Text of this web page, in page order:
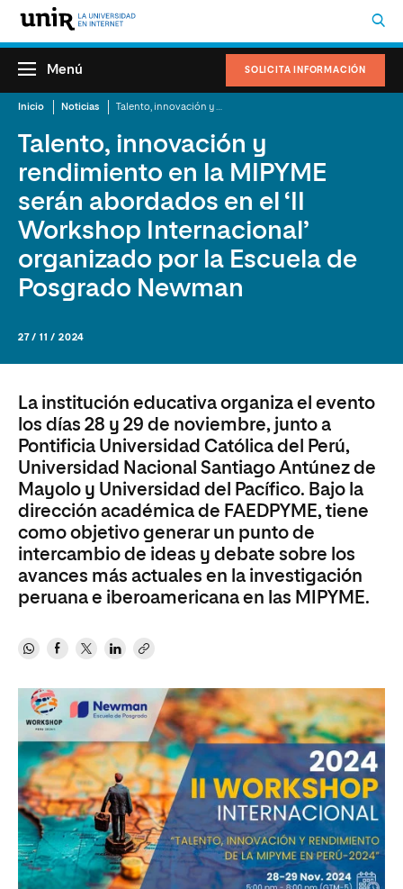
SOLICITA INFORMACIÓN
Menú
Inicio Noticias
Talento, innovación y
rendimiento en la MIPYME
serán abordados en el ‘II
Workshop Internacional’
organizado por la Escuela de
Posgrado Newman
27 / 11 / 2024
La institución educativa organiza el evento
los días 28 y 29 de noviembre, junto a
Pontificia Universidad Católica del Perú,
Universidad Nacional Santiago Antúnez de
Mayolo y Universidad del Pacífico. Bajo la
dirección académica de FAEDPYME, tiene
como objetivo generar un punto de
intercambio de ideas y debate sobre los
avances más actuales en la investigación
peruana e iberoamericana en las MIPYME.